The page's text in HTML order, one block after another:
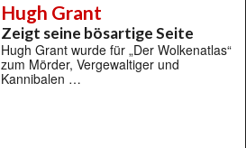
Hugh Grant
Zeigt seine bösartige Seite
Hugh Grant wurde für „Der Wolkenatlas“
zum Mörder, Vergewaltiger und
Kannibalen …